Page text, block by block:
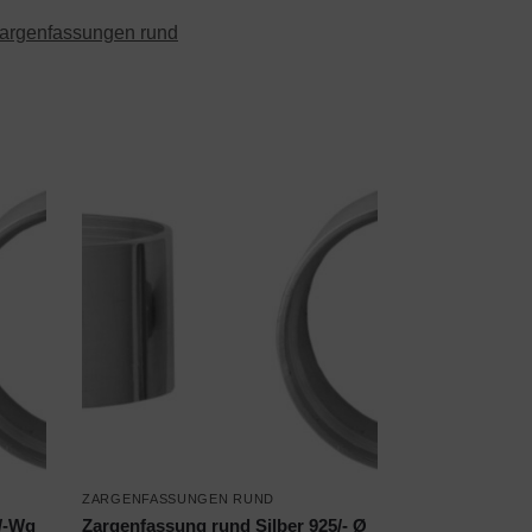
rund
Wg
ZARGENFASSUNGEN RUND
Zargenfassung rund Silber 925/- Ø